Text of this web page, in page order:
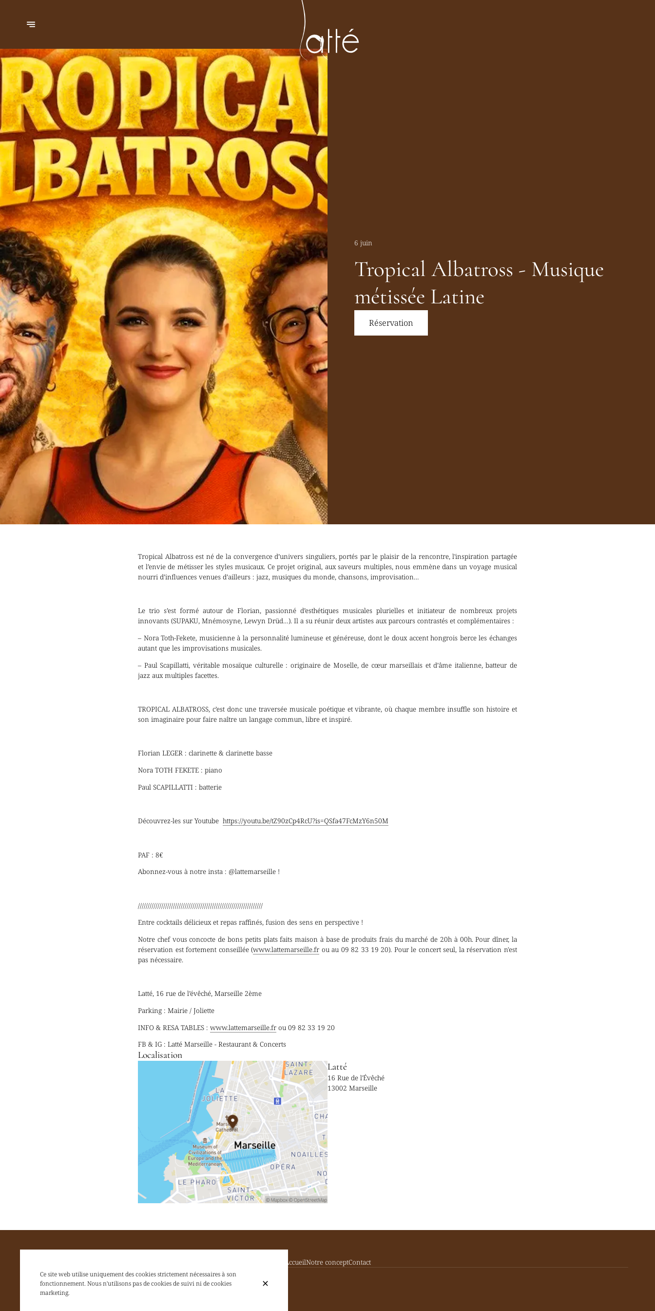
6 juin
Tropical Albatross - Musique
métissée Latine
Réservation
Tropical Albatross est né de la convergence d’univers singuliers, portés par le plaisir de la rencontre, l'inspiration partagée
et l’envie de métisser les styles musicaux. Ce projet original, aux saveurs multiples, nous emmène dans un voyage musical
nourri d’influences venues d’ailleurs : jazz, musiques du monde, chansons, improvisation…
Le trio s’est formé autour de Florian, passionné d’esthétiques musicales plurielles et initiateur de nombreux projets
innovants (SUPAKU, Mnémosyne, Lewyn Drüd…). Il a su réunir deux artistes aux parcours contrastés et complémentaires :
– Nora Toth-Fekete, musicienne à la personnalité lumineuse et généreuse, dont le doux accent hongrois berce les échanges
autant que les improvisations musicales.
– Paul Scapillatti, véritable mosaïque culturelle : originaire de Moselle, de cœur marseillais et d’âme italienne, batteur de
jazz aux multiples facettes.
TROPICAL ALBATROSS, c’est donc une traversée musicale poétique et vibrante, où chaque membre insuffle son histoire et
son imaginaire pour faire naître un langage commun, libre et inspiré.
Florian LEGER : clarinette & clarinette basse
Nora TOTH FEKETE : piano
Paul SCAPILLATTI : batterie
Découvrez-les sur Youtubehttps://youtu.be/tZ90zCp4RcU?is=QSfa47FcMzY6n50M
PAF : 8€
Abonnez-vous à notre insta : @lattemarseille !
////////////////////////////////////////////////////////////////
Entre cocktails délicieux et repas raffinés, fusion des sens en perspective !
Notre chef vous concocte de bons petits plats faits maison à base de produits frais du marché de 20h à 00h. Pour dîner, la
réservation est fortement conseillée (www.lattemarseille.fr ou au 09 82 33 19 20). Pour le concert seul, la réservation n'est
pas nécessaire.
Latté, 16 rue de l’évêché, Marseille 2ème
Parking : Mairie / Joliette
INFO & RESA TABLES :www.lattemarseille.fr ou 09 82 33 19 20
FB & IG : Latté Marseille - Restaurant & Concerts
Localisation
Latté
16 Rue de l'Évêché
13002 Marseille
AccueilNotre conceptContact
Ce site web utilise uniquement des cookies strictement nécessaires à son
fonctionnement. Nous n'utilisons pas de cookies de suivi ni de cookies
marketing.